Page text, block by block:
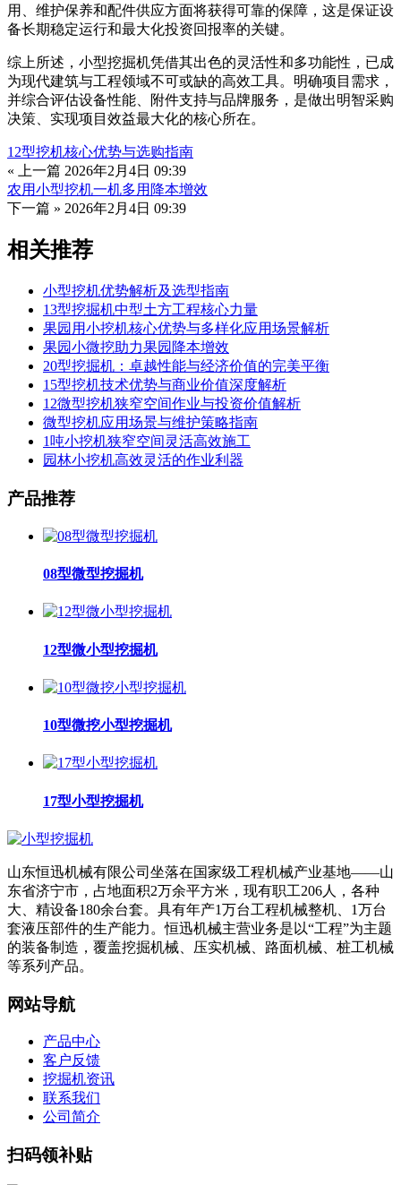
用、维护保养和配件供应方面将获得可靠的保障，这是保证设
备长期稳定运行和最大化投资回报率的关键。
综上所述，小型挖掘机凭借其出色的灵活性和多功能性，已成
为现代建筑与工程领域不可或缺的高效工具。明确项目需求，
并综合评估设备性能、附件支持与品牌服务，是做出明智采购
决策、实现项目效益最大化的核心所在。
12型挖机核心优势与选购指南
« 上一篇 2026年2月4日 09:39
农用小型挖机一机多用降本增效
下一篇 » 2026年2月4日 09:39
相关推荐
小型挖机优势解析及选型指南
13型挖掘机中型土方工程核心力量
果园用小挖机核心优势与多样化应用场景解析
果园小微挖助力果园降本增效
20型挖掘机：卓越性能与经济价值的完美平衡
15型挖机技术优势与商业价值深度解析
12微型挖机狭窄空间作业与投资价值解析
微型挖机应用场景与维护策略指南
1吨小挖机狭窄空间灵活高效施工
园林小挖机高效灵活的作业利器
产品推荐
08型微型挖掘机
12型微小型挖掘机
10型微挖小型挖掘机
17型小型挖掘机
山东恒迅机械有限公司坐落在国家级工程机械产业基地——山
东省济宁市，占地面积2万余平方米，现有职工206人，各种
大、精设备180余台套。具有年产1万台工程机械整机、1万台
套液压部件的生产能力。恒迅机械主营业务是以“工程”为主题
的装备制造，覆盖挖掘机械、压实机械、路面机械、桩工机械
等系列产品。
网站导航
产品中心
客户反馈
挖掘机资讯
联系我们
公司简介
扫码领补贴